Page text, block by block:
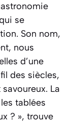
se
Son nom,
nous
d’une
des siècles,
La
tablées
? », trouve